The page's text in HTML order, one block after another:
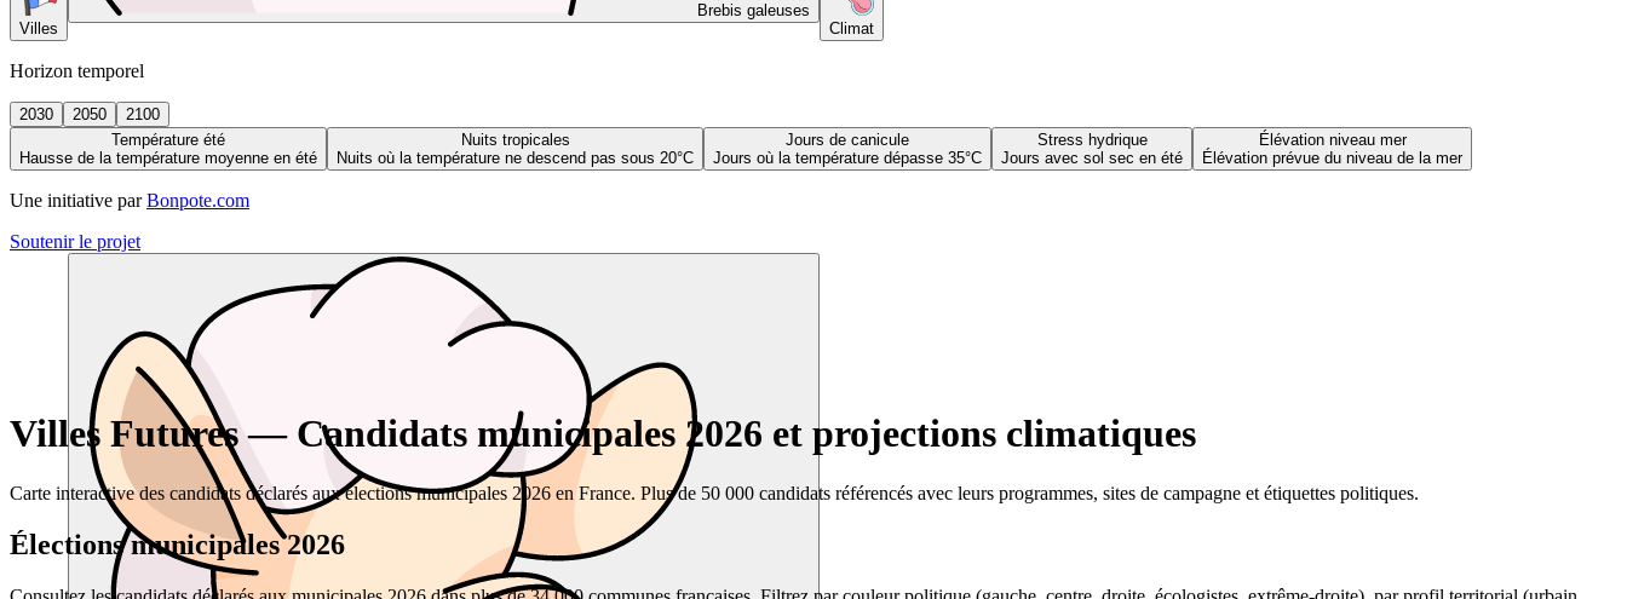
Villes
Brebis galeuses
Climat
Horizon temporel
2030 2050
2100
Température été
Hausse de la température moyenne en été
Nuits tropicales
Nuits où la température ne descend pas sous 20°C
Jours de canicule
Jours où la température dépasse 35°C
Stress hydrique
Jours avec sol sec en été
Élévation niveau mer
Élévation prévue du niveau de la mer
Une initiative par Bonpote.com
Soutenir le projet
Villes Futures — Candidats municipales 2026 et projections climatiques
Carte interactive des candidats déclarés aux élections municipales 2026 en France. Plus de 50 000 candidats référencés avec leurs programmes, sites de campagne et étiquettes politiques.
Élections municipales 2026